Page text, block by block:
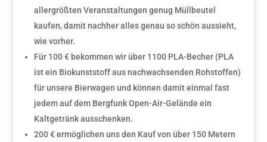
allergrößten Veranstaltungen genug Müllbeutel
kaufen, damit nachher alles genau so schön aussieht,
wie vorher.
Für 100 € bekommen wir über 1100 PLA-Becher (PLA
ist ein Biokunststoff aus nachwachsenden Rohstoffen)
für unsere Bierwagen und können damit einmal fast
jedem auf dem Bergfunk Open-Air-Gelände ein
Kaltgetränk ausschenken.
200 € ermöglichen uns den Kauf von über 150 Metern